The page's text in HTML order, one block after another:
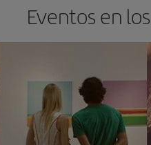
Eventos en